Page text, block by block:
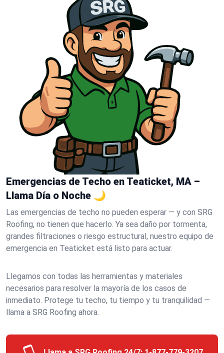
Emergencias de Techo en Teaticket, MA –
Llama Día o Noche 🌙
Las emergencias de techo no pueden esperar — y con SRG
Roofing, no tienen que hacerlo. Ya sea daño por tormenta,
grandes filtraciones o riesgo estructural, nuestro equipo de
emergencia en Teaticket está listo para actuar.
Llegamos con todas las herramientas y materiales
necesarios para resolver la mayoría de los casos de
inmediato. Protege tu techo, tu tiempo y tu tranquilidad —
llama a SRG Roofing ahora.